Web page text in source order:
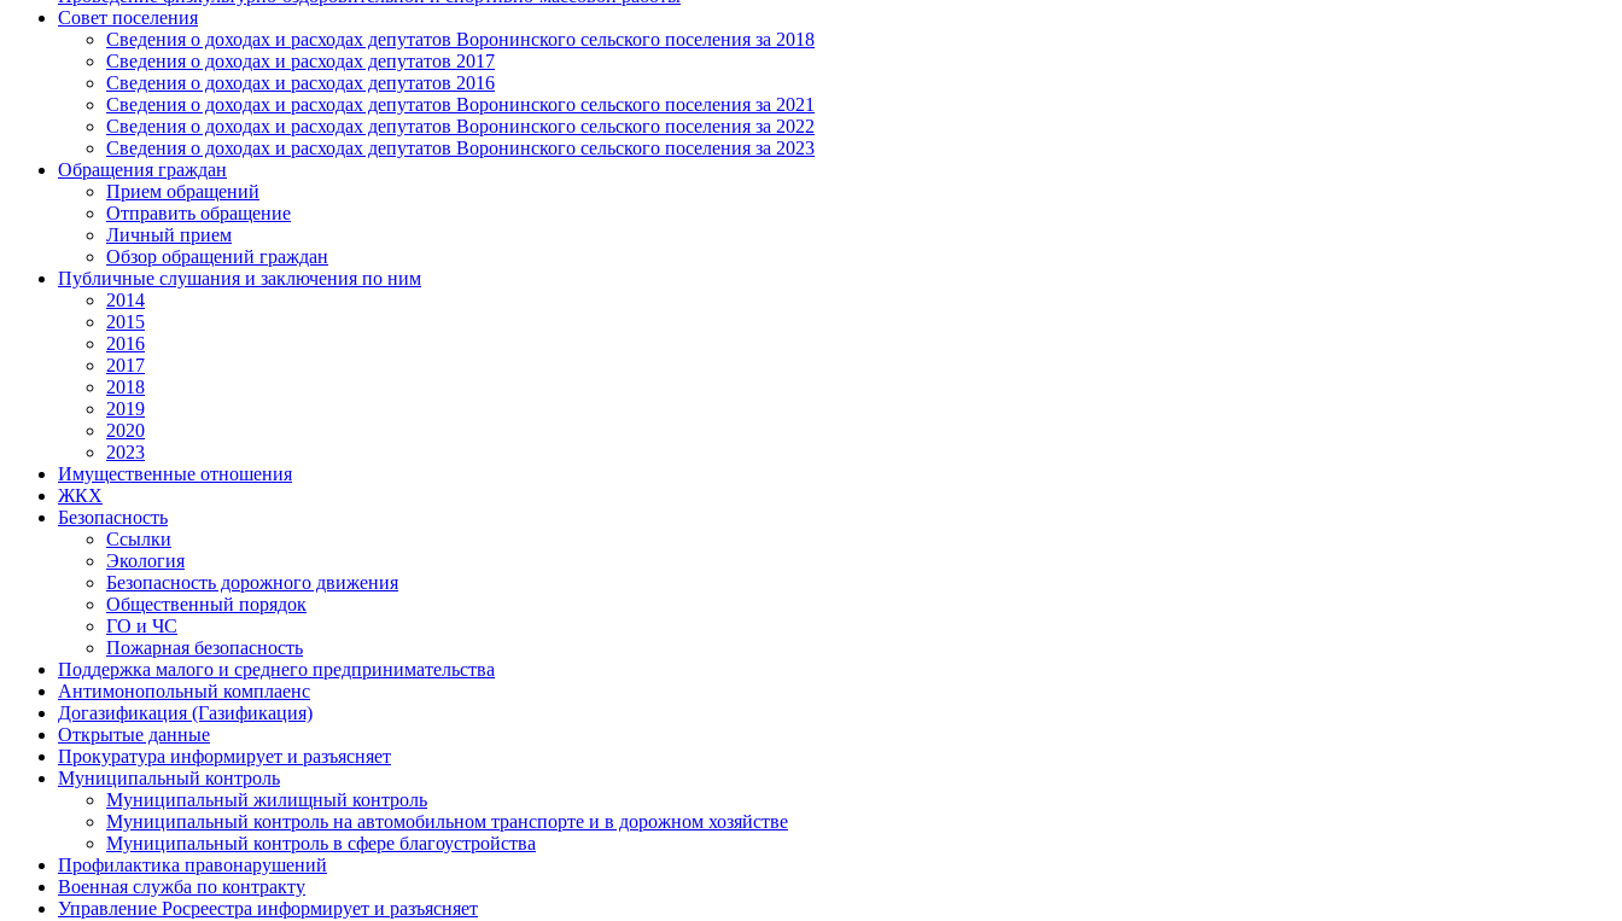
Совет поселения
Сведения о доходах и расходах депутатов Воронинского сельского поселения за 2018
Сведения о доходах и расходах депутатов 2017
Сведения о доходах и расходах депутатов 2016
Сведения о доходах и расходах депутатов Воронинского сельского поселения за 2021
Сведения о доходах и расходах депутатов Воронинского сельского поселения за 2022
Сведения о доходах и расходах депутатов Воронинского сельского поселения за 2023
Обращения граждан
Прием обращений
Отправить обращение
Личный прием
Обзор обращений граждан
Публичные слушания и заключения по ним
2014
2015
2016
2017
2018
2019
2020
2023
Имущественные отношения
ЖКХ
Безопасность
Ссылки
Экология
Безопасность дорожного движения
Общественный порядок
ГО и ЧС
Пожарная безопасность
Поддержка малого и среднего предпринимательства
Антимонопольный комплаенс
Догазификация (Газификация)
Открытые данные
Прокуратура информирует и разъясняет
Муниципальный контроль
Муниципальный жилищный контроль
Муниципальный контроль на автомобильном транспорте и в дорожном хозяйстве
Муниципальный контроль в сфере благоустройства
Профилактика правонарушений
Военная служба по контракту
Управление Росреестра информирует и разъясняет